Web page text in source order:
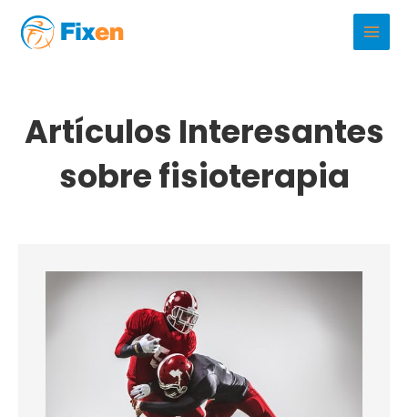
contenido
Main
Artículos Interesantes
sobre fisioterapia